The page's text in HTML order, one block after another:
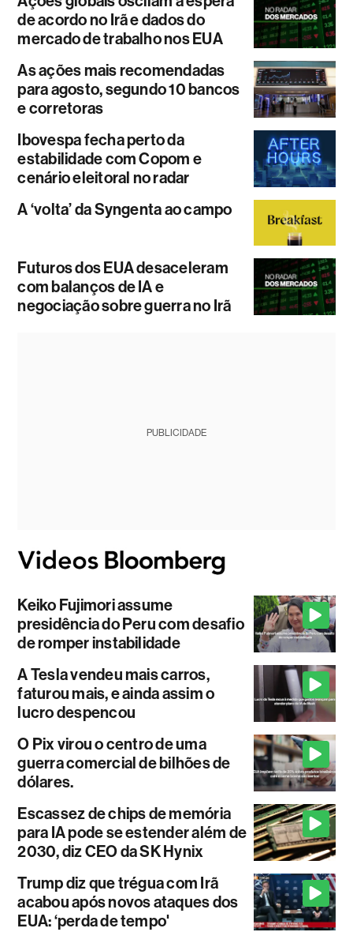
de acordo no Irã e dados do
mercado de trabalho nos EUA
As ações mais recomendadas
para agosto, segundo 10 bancos
e corretoras
Ibovespa fecha perto da
estabilidade com Copom e
cenário eleitoral no radar
A ‘volta’ da Syngenta ao campo
Futuros dos EUA desaceleram
com balanços de IA e
negociação sobre guerra no Irã
PUBLICIDADE
Keiko Fujimori assume
presidência do Peru com desafio
de romper instabilidade
A Tesla vendeu mais carros,
faturou mais, e ainda assim o
lucro despencou
O Pix virou o centro de uma
guerra comercial de bilhões de
dólares.
Escassez de chips de memória
para IA pode se estender além de
2030, diz CEO da SK Hynix
Trump diz que trégua com Irã
acabou após novos ataques dos
EUA: ‘perda de tempo'